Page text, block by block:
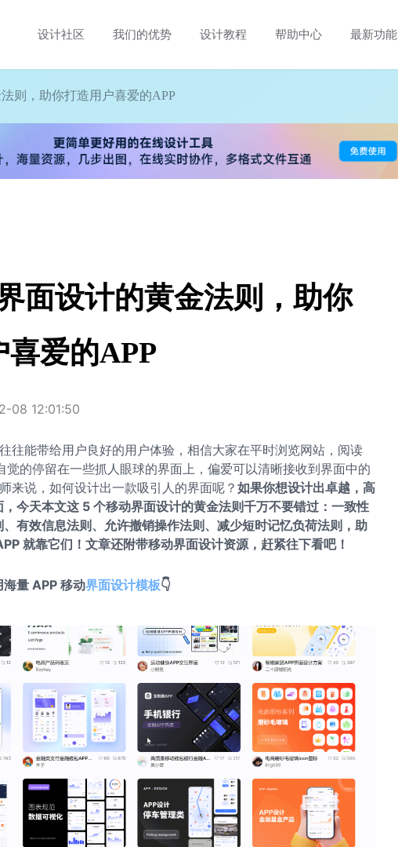
设计社区 我们的优势 设计教程 帮助中心 最新功能
则，助你打造用户喜爱的APP
面设计的黄金法则，助你
喜爱的APP
08 12:01:50
往往能带给用户良好的用户体验，相信大家在平时浏览网站，阅读
觉的停留在一些抓人眼球的界面上，偏爱可以清晰接收到界面中的
来说，如何设计出一款吸引人的界面呢？如果你想设计出卓越，高
今天本文这 5 个移动界面设计的黄金法则千万不要错过：一致性
有效信息法则、允许撤销操作法则、减少短时记忆负荷法则，助
就靠它们！文章还附带移动界面设计资源，赶紧往下看吧！
量 APP 移动界面设计模板👇